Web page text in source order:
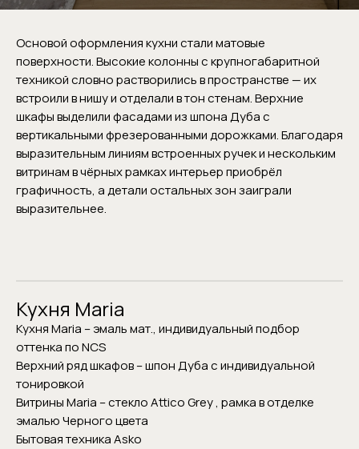
Основой оформления кухни стали матовые
поверхности. Высокие колонны с крупногабаритной
техникой словно растворились в пространстве — их
встроили в нишу и отделали в тон стенам. Верхние
шкафы выделили фасадами из шпона Дуба с
вертикальными фрезерованными дорожками. Благодаря
выразительным линиям встроенных ручек и нескольким
витринам в чёрных рамках интерьер приобрёл
графичность, а детали остальных зон заиграли
выразительнее.
Кухня Maria
Кухня Maria – эмаль мат., индивидуальный подбор
оттенка по NCS
Верхний ряд шкафов – шпон Дуба с индивидуальной
тонировкой
Витрины Maria – стекло Attico Grey , рамка в отделке
эмалью Черного цвета
Бытовая техника Asko